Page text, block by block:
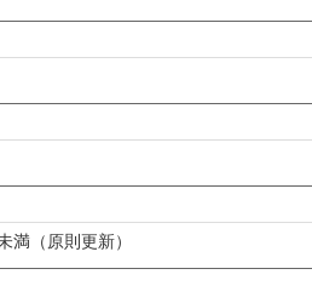
満（原則更新）